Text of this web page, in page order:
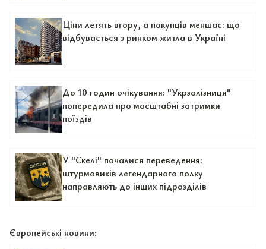
Ціни летять вгору, а покупців меншає: що
відбувається з ринком житла в Україні
До 10 годин очікування: "Укрзалізниця"
попередила про масштабні затримки
поїздів
У "Скелі" почалися переведення:
штурмовиків легендарного полку
направляють до інших підрозділів
Європейські новини: